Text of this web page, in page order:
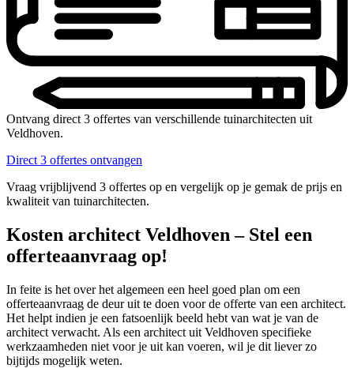
Ontvang direct 3 offertes van verschillende tuinarchitecten uit
Veldhoven.
Direct 3 offertes ontvangen
Vraag vrijblijvend 3 offertes op en vergelijk op je gemak de prijs en
kwaliteit van tuinarchitecten.
Kosten architect Veldhoven – Stel een
offerteaanvraag op!
In feite is het over het algemeen een heel goed plan om een
offerteaanvraag de deur uit te doen voor de offerte van een architect.
Het helpt indien je een fatsoenlijk beeld hebt van wat je van de
architect verwacht. Als een architect uit Veldhoven specifieke
werkzaamheden niet voor je uit kan voeren, wil je dit liever zo
bijtijds mogelijk weten.